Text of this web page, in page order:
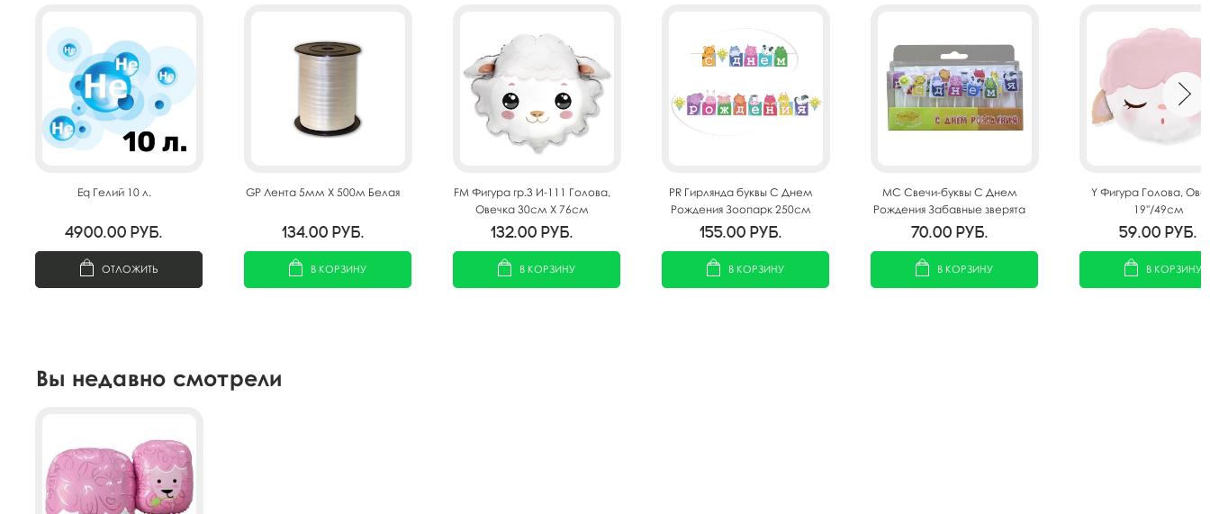
Eq Гелий 10 л.
4900.00 руб.
ОТЛОЖИТЬ
GP Лента 5мм X 500м Белая
134.00 руб.
В КОРЗИНУ
FM Фигура гр.3 И-111 Голова,
Овечка 30см X 76см
132.00 руб.
В КОРЗИНУ
PR Гирлянда буквы С Днем
Рождения Зоопарк 250см
155.00 руб.
В КОРЗИНУ
MС Свечи-буквы С Днем
Рождения Забавные зверята
2,5см
70.00 руб.
В КОРЗИНУ
Y Фигура Голова,
19''/49см
59.00 руб.
В КОРЗИНУ
Вы недавно смотрели